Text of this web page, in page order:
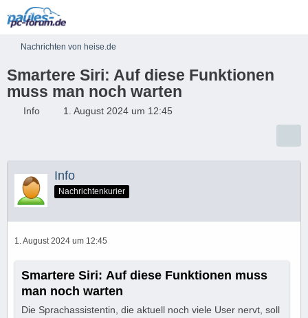
Nachrichten von heise.de
Smartere Siri: Auf diese Funktionen
muss man noch warten
Info 1. August 2024 um 12:45
Info
Nachrichtenkurier
1. August 2024 um 12:45
Smartere Siri: Auf diese Funktionen muss
man noch warten
Die Sprachassistentin, die aktuell noch viele User nervt, soll